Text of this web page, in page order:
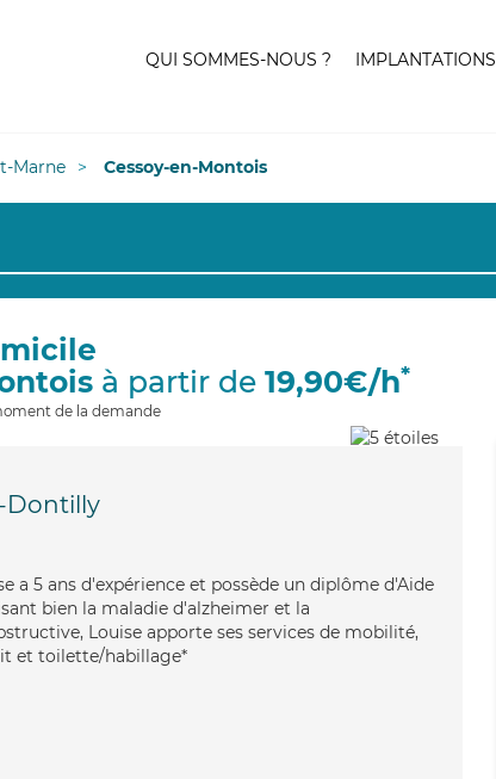
QUI SOMMES-NOUS ? IMPLANTATIONS
Marne Cessoy-en-Montois
à partir de 19,90€/h*
de la demande
Dontilly
a 5 ans d'expérience et possède un diplôme d'Aide
bien la maladie d'alzheimer et la
Louise apporte ses services de mobilité,
et toilette/habillage*